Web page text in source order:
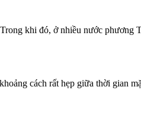
khi đó, ở nhiều nước phương
cách rất hẹp giữa thời gian